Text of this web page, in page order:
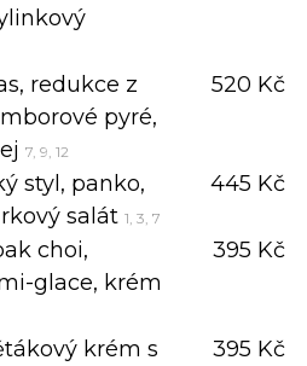
redukce z
pyré,
7, 9, 12
520 Kč
styl, panko,
salát 1, 3, 7
445 Kč
choi,
glace, krém
395 Kč
krém s
395 Kč